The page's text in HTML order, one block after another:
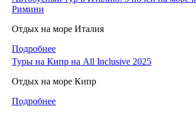
Римини
Отдых на море Италия
Подробнее
Туры на Кипр на All Inclusive 2025
Отдых на море Кипр
Подробнее